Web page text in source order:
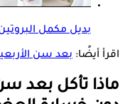
بديل مكمل البروتين- 3 منتجات ألبان مفيدة لصحة
اقرأ أيضًا: بعد سن الأربعين- 10 عادات
ماذا تأكل بعد